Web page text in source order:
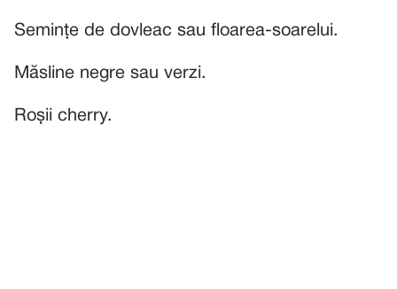
Semințe de dovleac sau floarea-soarelui.
Măsline negre sau verzi.
Roșii cherry.